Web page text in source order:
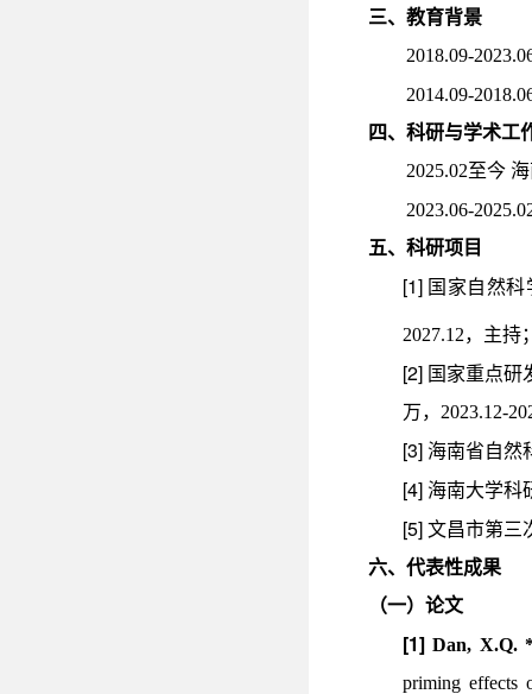
三、教育背景
2018.09-
2014.09-
四、科研与学术工
2025.02至今
2023.06-
五、科研项目
[1] 国家自然
2027.12，主持
[2] 国家重点研
万， 2023.12-
[3] 海南省自然
[4] 海南大学科
[5] 文昌市第三
六、代表性成果
（一）论文
[1]Dan, X.Q.
priming effects